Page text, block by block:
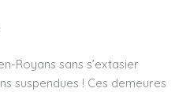
Royans sans s’extasier
suspendues ! Ces demeures